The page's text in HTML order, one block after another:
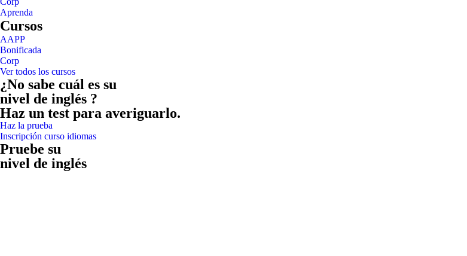
Aprenda
Cursos
AAPP
Bonificada
Corp
Ver todos los cursos
¿No sabe cuál es su
nivel de inglés ?
Haz un test para averiguarlo.
Haz la prueba
Inscripción curso idiomas
Pruebe su
nivel de inglés